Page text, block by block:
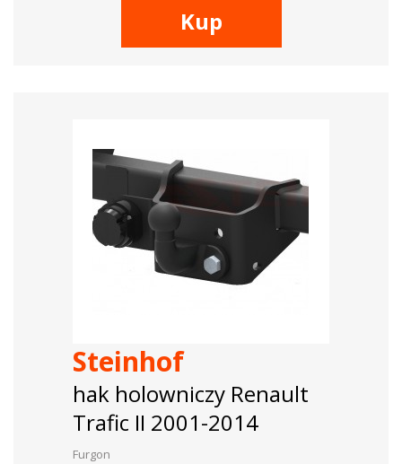
Kup
Steinhof
hak holowniczy Renault
Trafic II 2001-2014
Furgon